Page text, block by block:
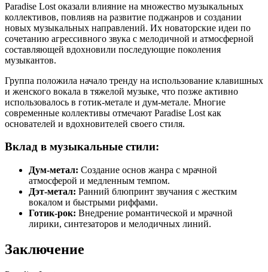
Paradise Lost оказали влияние на множество музыкальных
коллективов, повлияв на развитие поджанров и создании
новых музыкальных направлений. Их новаторские идеи по
сочетанию агрессивного звука с мелодичной и атмосферной
составляющей вдохновили последующие поколения
музыкантов.
Группа положила начало тренду на использование клавишных
и женского вокала в тяжелой музыке, что позже активно
использовалось в готик-метале и дум-метале. Многие
современные коллективы отмечают Paradise Lost как
основателей и вдохновителей своего стиля.
Вклад в музыкальные стили:
Дум-метал: Создание основ жанра с мрачной
атмосферой и медленным темпом.
Дэт-метал: Ранний блюпринт звучания с жестким
вокалом и быстрыми риффами.
Готик-рок: Внедрение романтической и мрачной
лирики, синтезаторов и мелодичных линий.
Заключение